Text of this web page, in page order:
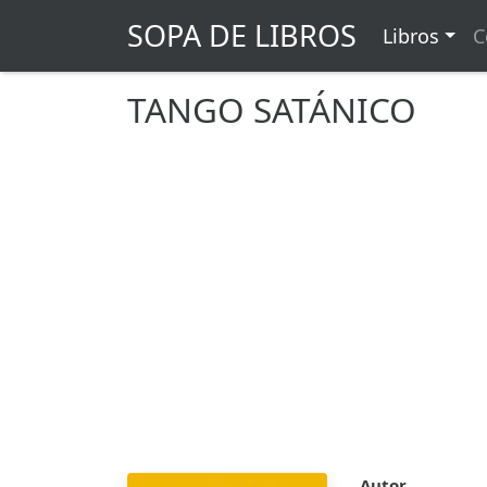
SOPA DE LIBROS Libros
TANGO SATÁNICO